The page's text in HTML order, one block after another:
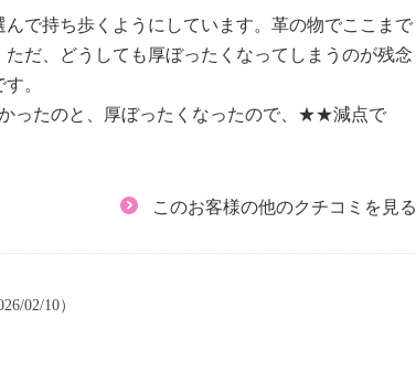
で持ち歩くようにしています。革の物でここまで
だ、どうしても厚ぼったくなってしまうのが残念
。
ったのと、厚ぼったくなったので、★★減点で
このお客様の他のクチコミを見る
02/10）